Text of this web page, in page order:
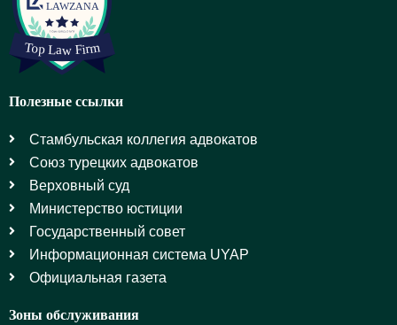
Полезные ссылки
Стамбульская коллегия адвокатов
Союз турецких адвокатов
Верховный суд
Министерство юстиции
Государственный совет
Информационная система UYAP
Официальная газета
Зоны обслуживания